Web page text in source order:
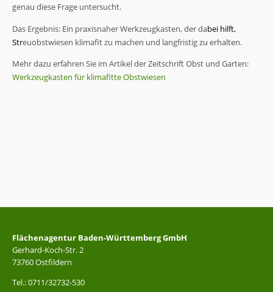
genau diese Frage untersucht.
Das Ergebnis: Ein praxisnaher Werkzeugkasten, der dabei hilft,
Streuobstwiesen klimafit zu machen und langfristig zu erhalten.
Mehr dazu erfahren Sie im Artikel der Zeitschrift Obst und Garten:
Werkzeugkasten für klimafitte Obstwiesen
Flächenagentur Baden-Württemberg GmbH
Gerhard-Koch-Str. 2
73760 Ostfildern
Tel.: 0711/32732-530